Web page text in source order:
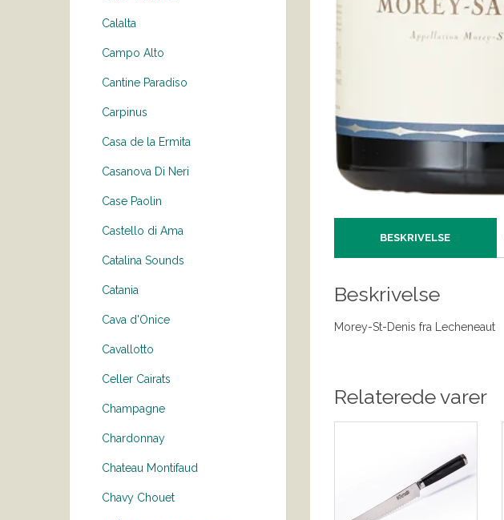
Calalta
Campo Alto
Cantine Paradiso
Carpinus
Casa de la Ermita
Casanova Di Neri
Case Paolin
Castello di Ama
Catalina Sounds
Catania
Cava d'Onice
Cavallotto
Celler Cairats
Champagne
Chardonnay
Chateau Montifaud
Chavy Chouet
BESKRIVELSE
Beskrivelse
Morey-St-Denis fra Lecheneaut
Relaterede varer